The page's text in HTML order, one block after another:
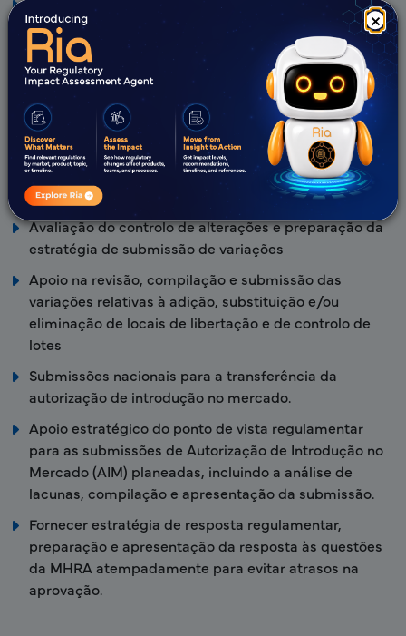
×
Farmacovigilância (PQFV) no Reino Unido e nos países
membros da UE antes e após o Brexit
Submissão através de Procedimentos de
Reconhecimento Mútuo para produtos aprovados a
nível nacional (pela MHRA), incluindo as atividades
administrativas e de CMC.
Apoio na preparação e submissão da rotulagem
atualizada, de acordo com os requisitos da UE
Avaliação do controlo de alterações e preparação da
estratégia de submissão de variações
Apoio na revisão, compilação e submissão das
variações relativas à adição, substituição e/ou
eliminação de locais de libertação e de controlo de
lotes
Submissões nacionais para a transferência da
autorização de introdução no mercado.
Apoio estratégico do ponto de vista regulamentar
para as submissões de Autorização de Introdução no
Mercado (AIM) planeadas, incluindo a análise de
lacunas, compilação e apresentação da submissão.
Fornecer estratégia de resposta regulamentar,
preparação e apresentação da resposta às questões
da MHRA atempadamente para evitar atrasos na
aprovação.